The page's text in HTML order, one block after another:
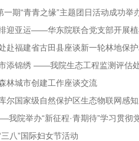
期“青青之缘”主题团日活动成功举
迎亚运——华东院联合党支部开展
赴福建省古田县座谈新一轮林地保
添锦绣 ——我院生态工程监测评估
林城市创建工作座谈交流
尔国家级自然保护区生态物联网感
院举办“新征程·青期待”学习贯彻
八”国际妇女节活动